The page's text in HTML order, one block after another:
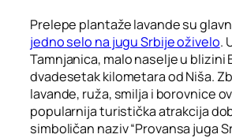
Prelepe plantaže lavande su
jedno selo na jugu Srbije oživelo.
Tamnjanica, malo naselje u blizini
dvadesetak kilometara od Niša.
lavande, ruža, smilja i borovnice
popularnija turistička atrakcija
simboličan naziv “Provansa juga